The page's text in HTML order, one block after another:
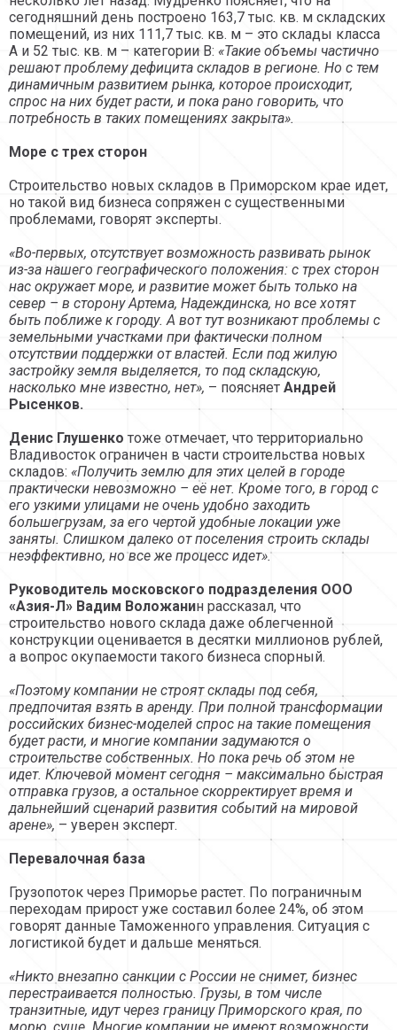
сегодняшний день построено 163,7 тыс. кв. м складских
помещений, из них 111,7 тыс. кв. м – это склады класса
А и 52 тыс. кв. м – категории В: «Такие объемы частично
решают проблему дефицита складов в регионе. Но с тем
динамичным развитием рынка, которое происходит,
спрос на них будет расти, и пока рано говорить, что
потребность в таких помещениях закрыта».
Море с трех сторон
Строительство новых складов в Приморском крае идет,
но такой вид бизнеса сопряжен с существенными
проблемами, говорят эксперты.
«Во-первых, отсутствует возможность развивать рынок
из-за нашего географического положения: с трех сторон
нас окружает море, и развитие может быть только на
север – в сторону Артема, Надеждинска, но все хотят
быть поближе к городу. А вот тут возникают проблемы с
земельными участками при фактически полном
отсутствии поддержки от властей. Если под жилую
застройку земля выделяется, то под складскую,
насколько мне известно, нет», – поясняет Андрей
Рысенков.
Денис Глушенко тоже отмечает, что территориально
Владивосток ограничен в части строительства новых
складов: «Получить землю для этих целей в городе
практически невозможно – её нет. Кроме того, в город с
его узкими улицами не очень удобно заходить
большегрузам, за его чертой удобные локации уже
заняты. Слишком далеко от поселения строить склады
неэффективно, но все же процесс идет».
Руководитель московского подразделения ООО
«Азия-Л» Вадим Воложанин рассказал, что
строительство нового склада даже облегченной
конструкции оценивается в десятки миллионов рублей,
а вопрос окупаемости такого бизнеса спорный.
«Поэтому компании не строят склады под себя,
предпочитая взять в аренду. При полной трансформации
российских бизнес-моделей спрос на такие помещения
будет расти, и многие компании задумаются о
строительстве собственных. Но пока речь об этом не
идет. Ключевой момент сегодня – максимально быстрая
отправка грузов, а остальное скорректирует время и
дальнейший сценарий развития событий на мировой
арене», – уверен эксперт.
Перевалочная база
Грузопоток через Приморье растет. По пограничным
переходам прирост уже составил более 24%, об этом
говорят данные Таможенного управления. Ситуация с
логистикой будет и дальше меняться.
«Никто внезапно санкции с России не снимет, бизнес
перестраивается полностью. Грузы, в том числе
транзитные, идут через границу Приморского края, по